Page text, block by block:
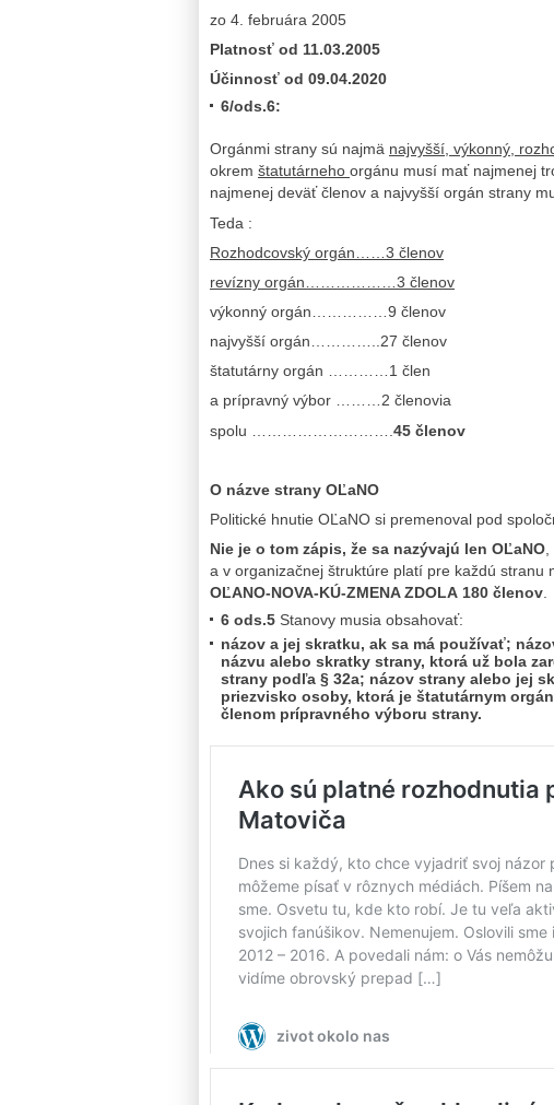
zo 4. februára 2005
Platnosť od 11.03.2005
Účinnosť od 09.04.2020
6/ods.6:
Orgánmi strany sú najmä najvyšší, výkonný,
okrem štatutárneho orgánu musí mať najmenej
najmenej deväť členov a najvyšší orgán strany
Teda :
Rozhodcovský orgán……3 členov
revízny orgán………………3 členov
výkonný orgán……………9 členov
najvyšší orgán…………..27 členov
štatutárny orgán …………1 člen
a prípravný výbor ………2 členovia
spolu ………………………. 45 členov
O názve strany OĽaNO
Politické hnutie OĽaNO si premenoval pod
Nie je o tom zápis, že sa nazývajú len OĽaNO
a v organizačnej štruktúre platí pre každú stranu
OĽANO-NOVA-KÚ-ZMENA ZDOLA 180 členov
6 ods.5 Stanovy musia obsahovať:
názov a jej skratku, ak sa má používať;
názvu alebo skratky strany, ktorá už bola
strany podľa § 32a; názov strany alebo jej
priezvisko osoby, ktorá je štatutárnym
členom prípravného výboru strany.